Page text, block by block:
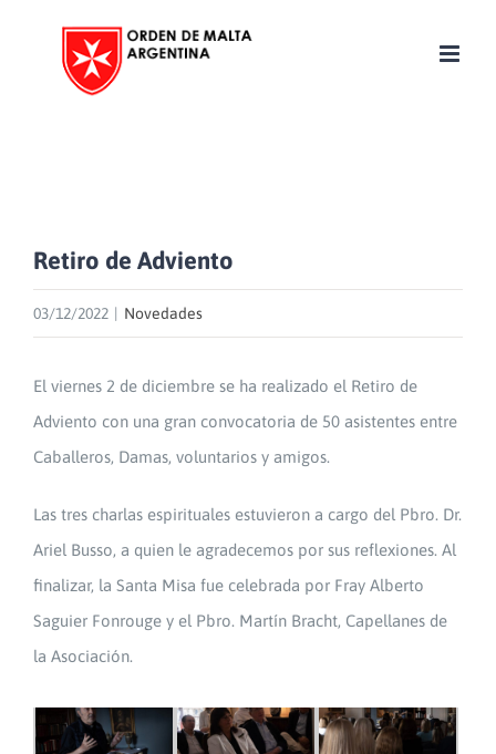
Retiro de Adviento
03/12/2022 Novedades
El viernes 2 de diciembre se ha realizado el Retiro de
Adviento con una gran convocatoria de 50 asistentes entre
Caballeros, Damas, voluntarios y amigos.
Las tres charlas espirituales estuvieron a cargo del Pbro. Dr.
Ariel Busso, a quien le agradecemos por sus reflexiones. Al
finalizar, la Santa Misa fue celebrada por Fray Alberto
Saguier Fonrouge y el Pbro. Martín Bracht, Capellanes de
la Asociación.